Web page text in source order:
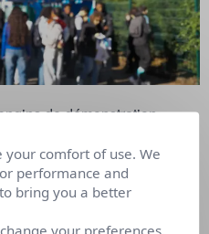
de démonstration,
et proposent une
sur les métiers, les
en Auvergne-Rhône-
innovants tels que la
les applications digitales
comfort of use. We
performance and
bring you a better
your preferences,